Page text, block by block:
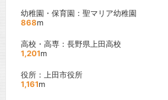
幼稚園・保育園：聖マリア幼稚園
868m
高校・高専：長野県上田高校
1,201m
役所：上田市役所
1,161m